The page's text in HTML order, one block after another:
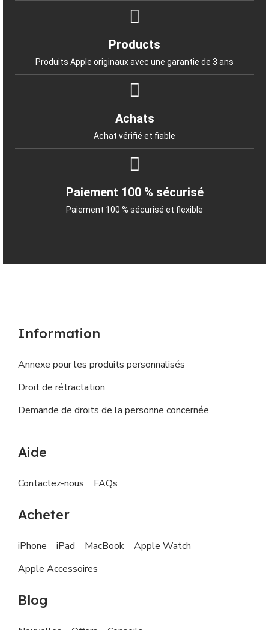
Products
Produits Apple originaux avec une garantie de 3 ans
Achats
Achat vérifié et fiable
Paiement 100 % sécurisé
Paiement 100 % sécurisé et flexible
Information
Annexe pour les produits personnalisés
Droit de rétractation
Demande de droits de la personne concernée
Aide
Contactez-nous FAQs
Acheter
iPhone iPad MacBook
Apple Watch
Apple Accessoires
Blog